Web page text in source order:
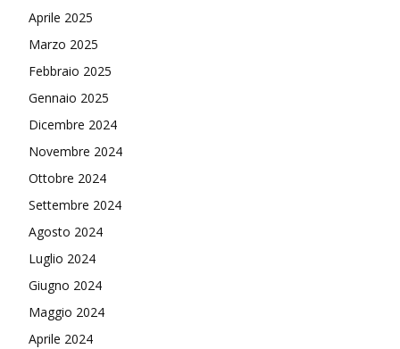
Aprile 2025
Marzo 2025
Febbraio 2025
Gennaio 2025
Dicembre 2024
Novembre 2024
Ottobre 2024
Settembre 2024
Agosto 2024
Luglio 2024
Giugno 2024
Maggio 2024
Aprile 2024